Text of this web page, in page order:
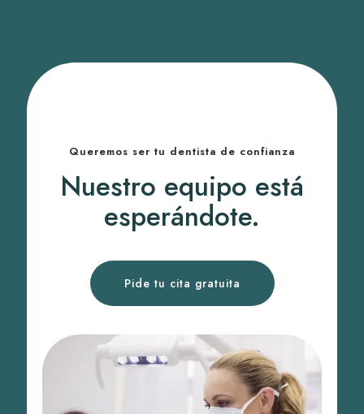
Queremos ser tu dentista de confianza
Nuestro equipo está
esperándote.
Pide tu cita gratuita